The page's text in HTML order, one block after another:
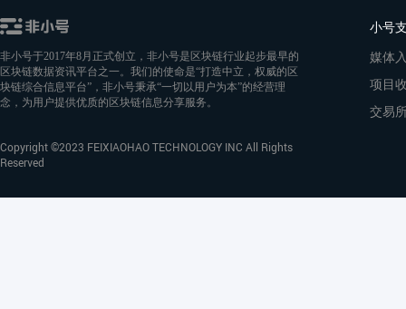
非小号于2017年8月正式创立，非小号是区块链行业起步最早的
区块链数据资讯平台之一。我们的使命是“打造中立，权威的区
块链综合信息平台”，非小号秉承“一切以用户为本”的经营理
念，为用户提供优质的区块链信息分享服务。
Copyright ©2023 FEIXIAOHAO TECHNOLOGY INC All Rights
Reserved
小号
媒体
项目
交易